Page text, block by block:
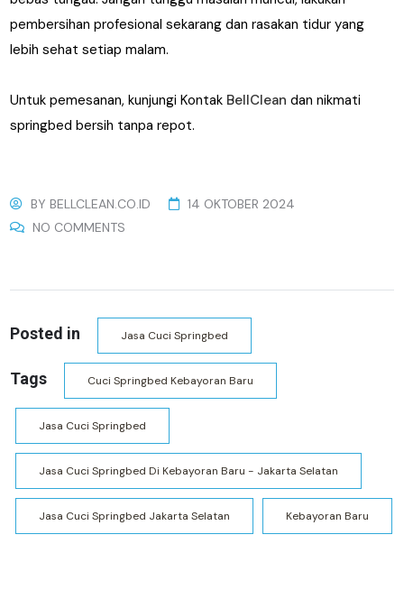
pembersihan profesional sekarang dan rasakan tidur yang
lebih sehat setiap malam.
Untuk pemesanan, kunjungi Kontak BellCleandan nikmati
springbed bersih tanpa repot.
BYBELLCLEAN.CO.ID
14 OKTOBER 2024
NO COMMENTS
Posted in Jasa Cuci Springbed
Tags Cuci Springbed Kebayoran Baru
Jasa Cuci Springbed
Jasa Cuci Springbed Di Kebayoran Baru - Jakarta Selatan
Jasa Cuci Springbed Jakarta Selatan Kebayoran Baru